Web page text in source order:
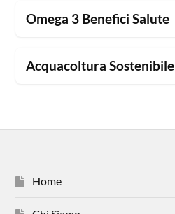
Omega 3 Benefici Salute
Acquacoltura Sostenibile
Home